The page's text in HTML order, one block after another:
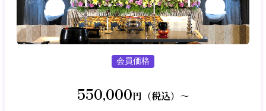
会員価格
550,000円（税込）～